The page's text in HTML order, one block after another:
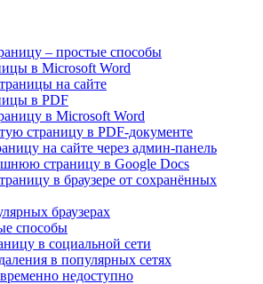
– простые способы
в Microsoft Word
на сайте
в PDF
в Microsoft Word
страницу в PDF-документе
на сайте через админ-панель
страницу в Google Docs
в браузере от сохранённых
браузерах
способы
в социальной сети
в популярных сетях
недоступно